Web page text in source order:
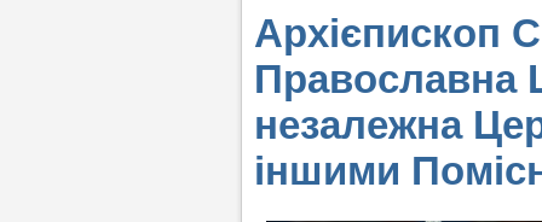
Архієпископ
Православна
незалежна
іншими